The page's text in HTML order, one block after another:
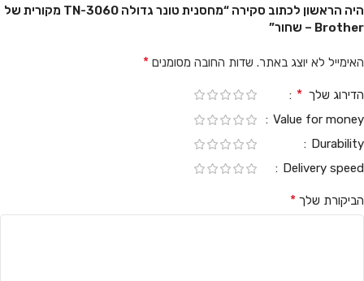
היה הראשון לכתוב סקירה “מחסנית טונר גדולה TN-3060 מקורית של
Brother – שחור”
האימייל לא יוצג באתר. שדות החובה מסומנים *
הדירוג שלך *
Value for money
Durability
Delivery speed
הביקורת שלך *